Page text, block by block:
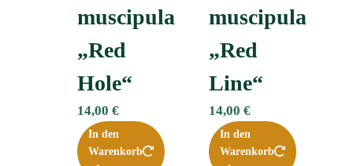
muscipula
„Red
Hole“
14,00 €
In den
Warenkorb
muscipula
„Red
Line“
14,00 €
In den
Warenkorb